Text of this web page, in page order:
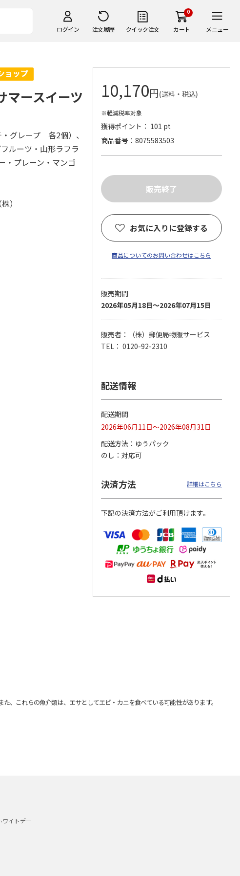
ログイン 注文履歴 クイック注文
0
カート メニュー
【グリーティング切
円…
4.8（11）
5,500円
4.6（7）
11,000円
マースイーツ
グレープ 各2個）、
ルーツ・山形ラフラ
・プレーン・マンゴ
）
10,170円(送料・税込)
※軽減税率対象
獲得ポイント： 101 pt
商品番号
8075583503
お気に入りに登録する
商品についてのお問い合わせはこちら
販売期間
2026年05月18日～2026年07月15日
販売者：（株）郵便局物販サービス
TEL： 0120-92-2310
配送情報
配送期間
2026年06月11日～2026年08月31日
配送方法
ゆうパック
のし
対応可
決済方法 詳細はこちら
下記の決済方法がご利用頂けます。
これらの魚介類は、エサとしてエビ・カニを食べている可能性があります。
ワイトデー